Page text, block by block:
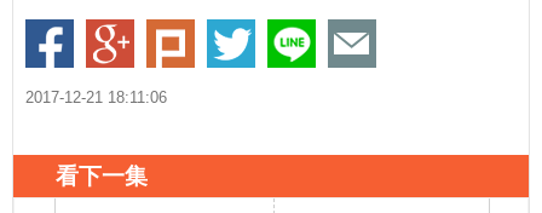
2017-12-21 18:11:06
看下一集